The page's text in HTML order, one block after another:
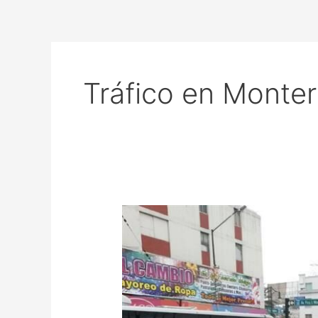
Tráfico en
Tráfico
en
Monterrey